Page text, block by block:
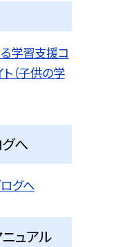
学習支援コ
（子供の学
へ
グへ
ュアル